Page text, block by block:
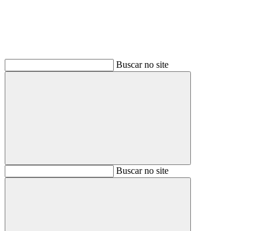
Buscar no site
BuscarBuscar no site